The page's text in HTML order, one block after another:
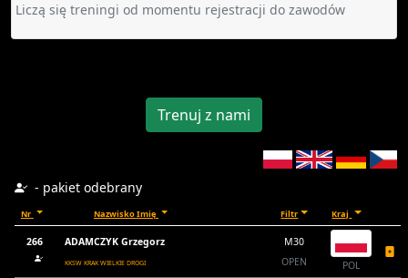
Liczą się treningi od momentu rejestracji do zawodów
Trenuj z nami
- pakiet odebrany
Nr Nazwisko Imię Filtr Kraj
266 ADAMCZYK Grzegorz
KKSW KRAK WIELKIE DROGI
M30
OPEN
POL